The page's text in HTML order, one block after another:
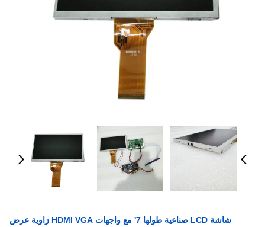
شاشة LCD صناعية طولها 7' مع واجهات HDMI VGA زاوية عرض